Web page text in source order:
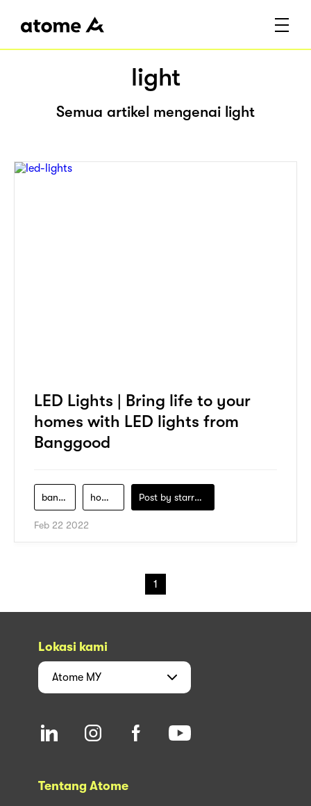
light
Semua artikel mengenai light
LED Lights | Bring life to your
homes with LED lights from
Banggood
banggood home-decor Post by starry1989
Feb 22 2022
1
Lokasi kami
Atome MY
Tentang Atome